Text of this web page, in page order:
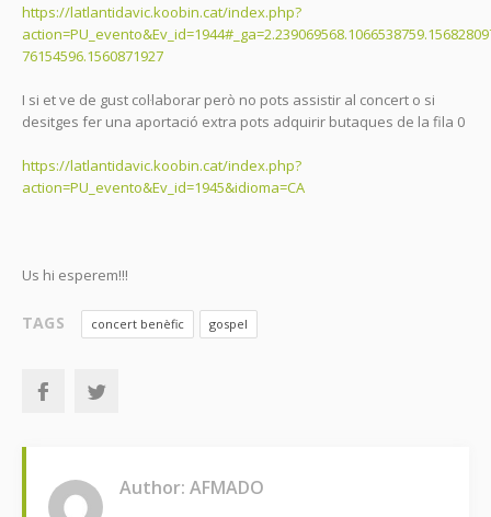
https://latlantidavic.koobin.cat/index.php?
76154596.1560871927
I si et ve de gust col·laborar però no pots assistir al concert o si
desitges fer una aportació extra pots adquirir butaques de la fila 0
https://latlantidavic.koobin.cat/index.php?
action=PU_evento&Ev_id=1945&idioma=CA
Us hi esperem!!!
TAGS concert benèfic gospel
Author: AFMADO